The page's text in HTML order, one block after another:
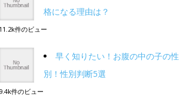
格になる理由は？
11.2k件のビュー
早く知りたい！お腹の中の子の性
別！性別判断5選
9.4k件のビュー